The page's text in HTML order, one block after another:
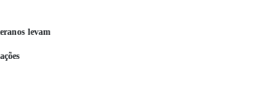
levam